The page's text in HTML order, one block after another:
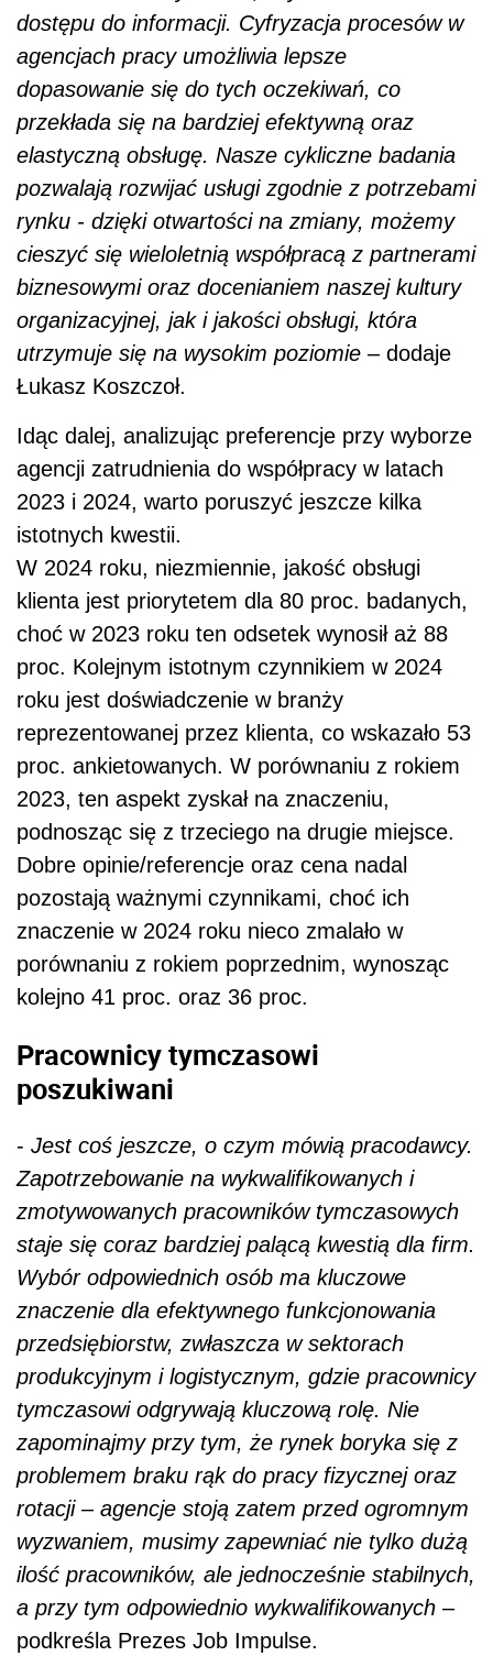
dostępu do informacji. Cyfryzacja procesów w
agencjach pracy umożliwia lepsze
dopasowanie się do tych oczekiwań, co
przekłada się na bardziej efektywną oraz
elastyczną obsługę. Nasze cykliczne badania
pozwalają rozwijać usługi zgodnie z potrzebami
rynku - dzięki otwartości na zmiany, możemy
cieszyć się wieloletnią współpracą z partnerami
biznesowymi oraz docenianiem naszej kultury
organizacyjnej, jak i jakości obsługi, która
utrzymuje się na wysokim poziomie – dodaje
Łukasz Koszczoł.
Idąc dalej, analizując preferencje przy wyborze
agencji zatrudnienia do współpracy w latach
2023 i 2024, warto poruszyć jeszcze kilka
istotnych kwestii.
W 2024 roku, niezmiennie, jakość obsługi
klienta jest priorytetem dla 80 proc. badanych,
choć w 2023 roku ten odsetek wynosił aż 88
proc. Kolejnym istotnym czynnikiem w 2024
roku jest doświadczenie w branży
reprezentowanej przez klienta, co wskazało 53
proc. ankietowanych. W porównaniu z rokiem
2023, ten aspekt zyskał na znaczeniu,
podnosząc się z trzeciego na drugie miejsce.
Dobre opinie/referencje oraz cena nadal
pozostają ważnymi czynnikami, choć ich
znaczenie w 2024 roku nieco zmalało w
porównaniu z rokiem poprzednim, wynosząc
kolejno 41 proc. oraz 36 proc.
Pracownicy tymczasowi
poszukiwani
- Jest coś jeszcze, o czym mówią pracodawcy.
Zapotrzebowanie na wykwalifikowanych i
zmotywowanych pracowników tymczasowych
staje się coraz bardziej palącą kwestią dla firm.
Wybór odpowiednich osób ma kluczowe
znaczenie dla efektywnego funkcjonowania
przedsiębiorstw, zwłaszcza w sektorach
produkcyjnym i logistycznym, gdzie pracownicy
tymczasowi odgrywają kluczową rolę. Nie
zapominajmy przy tym, że rynek boryka się z
problemem braku rąk do pracy fizycznej oraz
rotacji – agencje stoją zatem przed ogromnym
wyzwaniem, musimy zapewniać nie tylko dużą
ilość pracowników, ale jednocześnie stabilnych,
a przy tym odpowiednio wykwalifikowanych –
podkreśla Prezes Job Impulse.